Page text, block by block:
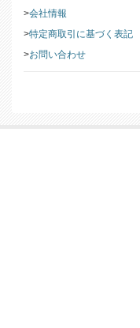
会社情報
特定商取引に基づく表記
お問い合わせ